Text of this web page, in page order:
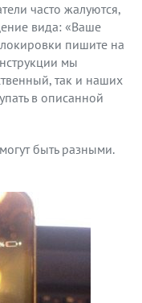
часто жалуются,
вида: «Ваше
пишите на
мы
так и наших
в описанной
быть разными.